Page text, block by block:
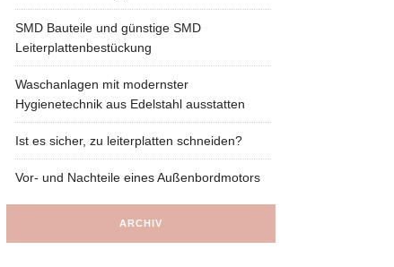
SMD Bauteile und günstige SMD
Leiterplattenbestückung
Waschanlagen mit modernster
Hygienetechnik aus Edelstahl ausstatten
Ist es sicher, zu leiterplatten schneiden?
Vor- und Nachteile eines Außenbordmotors
ARCHIV